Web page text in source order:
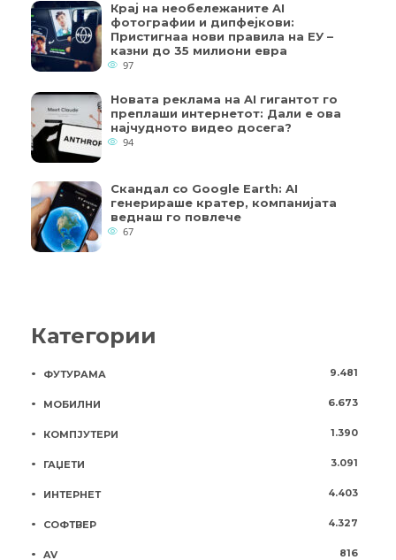
Крај на необележаните AI
фотографии и дипфејкови:
Пристигнаа нови правила на ЕУ –
казни до 35 милиони евра
97
Новата реклама на AI гигантот го
преплаши интернетот: Дали е ова
најчудното видео досега?
94
Скандал со Google Earth: AI
генерираше кратер, компанијата
веднаш го повлече
67
Категории
ФУТУРАМА 9.481
МОБИЛНИ 6.673
КОМПЈУТЕРИ 1.390
ГАЏЕТИ 3.091
ИНТЕРНЕТ 4.403
СОФТВЕР 4.327
AV 816